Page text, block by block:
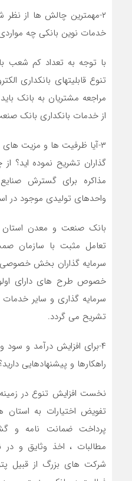
۲-مهمترین چالش ها از
خدمات نوین بانکی چه
با توجه به تعداد کم شعب
تنوع قابلیتهای بانکداری
مراجعه مشتریان به بانک
از خدمات بانکداری بانک
۳-آیا ظرفیت ها و مزیت های
گذاران تشریح نموده اید؟ از
مذاکره برای گسترش
واحدهای تولیدی موجود در
بانک صنعت و معدن استان
تعامل مثبت با سازمان
سرمایه گذاران بخش
خصوص طرح های دارای
سرمایه گذاری و سایر
تشریح می گردد.
۴-برای افزایش درآمد و
راهکارها و پیشنهادهایی
نخست افزایش تنوع در
تفویض اختیارات به
پرداخت ضمانت نامه و
مطالبات ، اخذ وثایق و در
شرکت های بزرگ از قبیل